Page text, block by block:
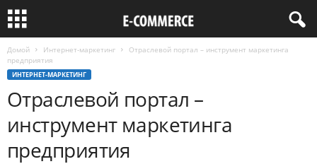
Домой Интернет-маркетинг
Отраслевой портал – инструмент маркетинга
предприятия
ИНТЕРНЕТ-МАРКЕТИНГ
Отраслевой портал –
инструмент маркетинга
предприятия